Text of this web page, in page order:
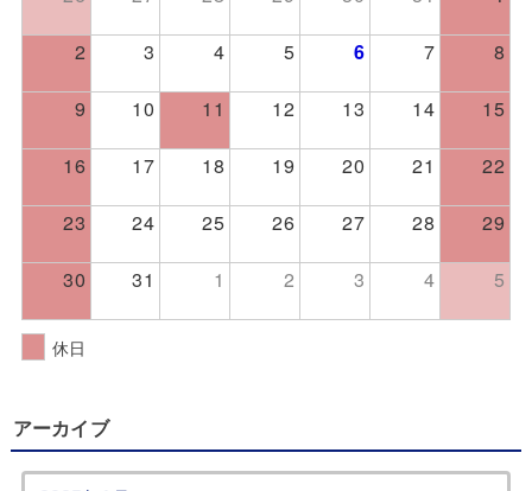
2 3 4 5 6 7 8
9 10 11 12 13 14 15
16 17 18 19 20 21 22
23 24 25 26 27 28 29
30 31 1 2 3 4 5
休日
アーカイブ